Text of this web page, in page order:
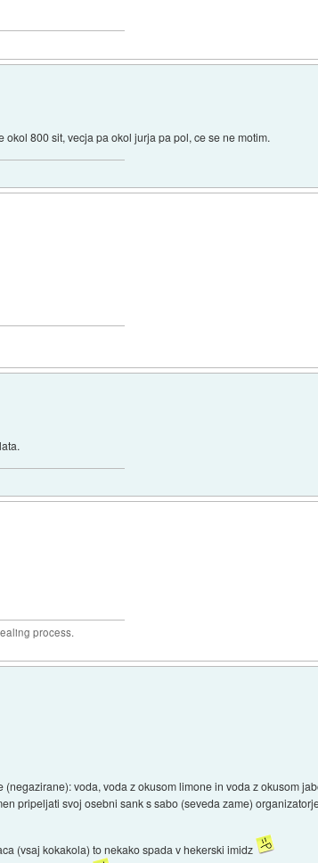
800 sit, vecja pa okol jurja pa pol, ce se ne motim.
process.
voda, voda z okusom limone in voda z okusom
pripeljati svoj osebni sank s sabo (seveda zame)
(vsaj kokakola) to nekako spada v hekerski imidz